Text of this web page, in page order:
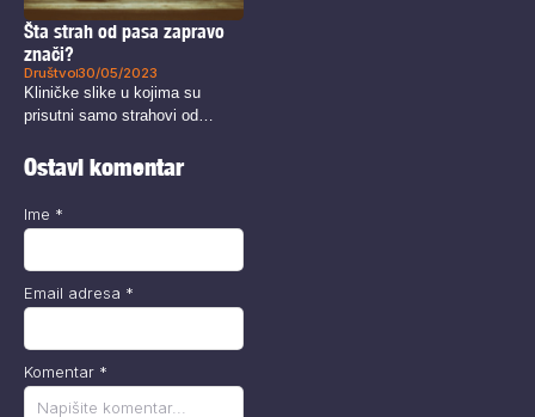
Šta strah od pasa zapravo
znači?
Društvo30/05/2023
Kliničke slike u kojima su
prisutni samo strahovi od
Ostavi komentar
Komentar *
Ime *
Email adresa *